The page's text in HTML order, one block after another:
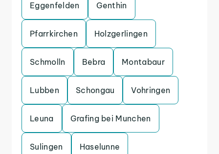
Eggenfelden Genthin
Pfarrkirchen Holzgerlingen
Schmolln Bebra Montabaur
Lubben Schongau Vohringen
Leuna Grafing bei Munchen
Sulingen Haselunne